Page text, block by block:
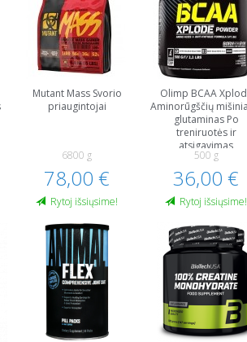
Mutant Mass Svorio
priaugintojai
6800 g
78,00 €
Rytoj išsiųsime!
Olimp BCAA
Aminorūgščių
glutaminas Po
treniruotės ir
atsigavimas
500 g
36,00 €
Rytoj išsiųsime!